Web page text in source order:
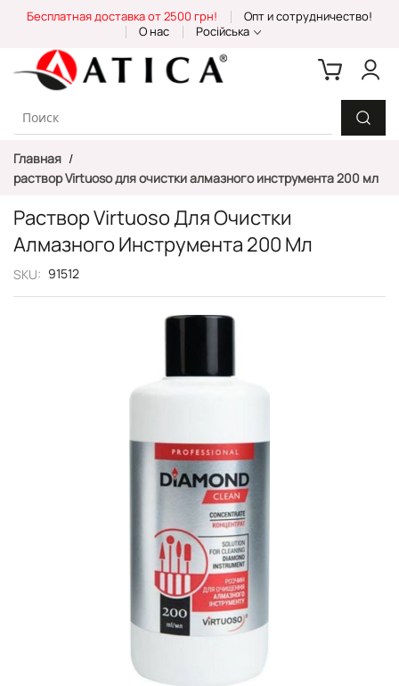
Content
Бесплатная доставка от 2500 грн!
Опт и сотрудничество!
О нас
Російська
Главная
раствор Virtuoso для очистки алмазного инструмента 200 мл
Раствор Virtuoso Для Очистки
Алмазного Инструмента 200 Мл
SKU 91512